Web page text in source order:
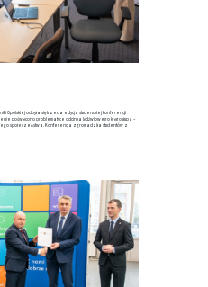
Opolskiej odbyła się trzecia edycja studenckiej konferencji
poświęcono problematyce odcinka lędźwiowego kręgosłupa –
społeczeństwa. Konferencja zgromadziła studentów z